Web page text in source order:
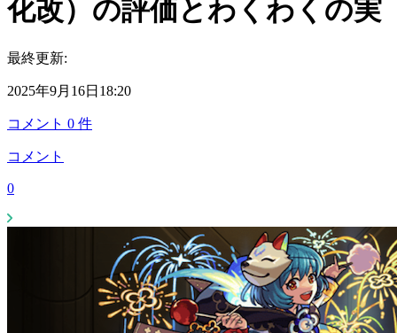
化改）の評価とわくわくの実
最終更新:
2025年9月16日18:20
コメント 0 件
コメント
0